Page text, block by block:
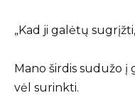
„Kad ji galėtų
Mano širdis sudužo į
vėl surinkti.